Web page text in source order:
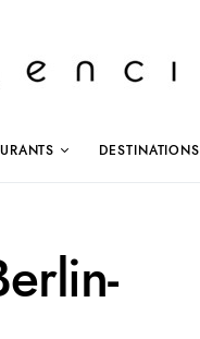
DESTINATIONS